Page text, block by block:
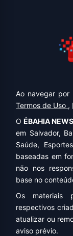
Ao navegar por
Termos de Uso ,
OÉBAHIA NEWS
em Salvador,
Saúde,
baseadas em
não nos
base no
Os materiais
respectivos
atualizar ou
aviso prévio.